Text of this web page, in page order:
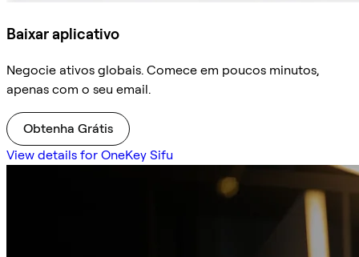
Baixar aplicativo
Negocie ativos globais. Comece em poucos minutos,
apenas com o seu email.
Obtenha Grátis
View details for OneKey Sifu